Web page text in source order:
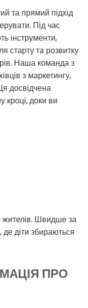
та прямий підхід
Під час
інструменти,
старту та розвитку
Наша команда з
з маркетингу,
досвідчена
кроці, доки ви
жителів. Швидше за
де діти збираються
ПРО